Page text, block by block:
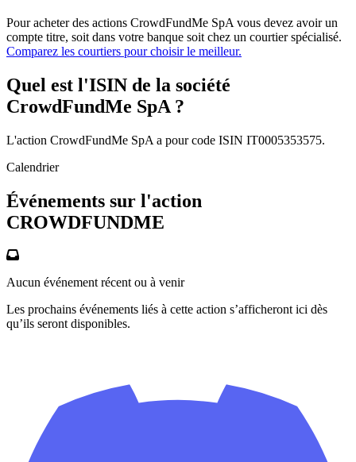
Pour acheter des actions CrowdFundMe SpA vous devez avoir un
compte titre, soit dans votre banque soit chez un courtier spécialisé.
Comparez les courtiers pour choisir le meilleur.
Quel est l'ISIN de la société
CrowdFundMe SpA ?
L'action CrowdFundMe SpA a pour code ISIN IT0005353575.
Calendrier
Événements sur l'action
CROWDFUNDME
Aucun événement récent ou à venir
Les prochains événements liés à cette action s’afficheront ici dès
qu’ils seront disponibles.